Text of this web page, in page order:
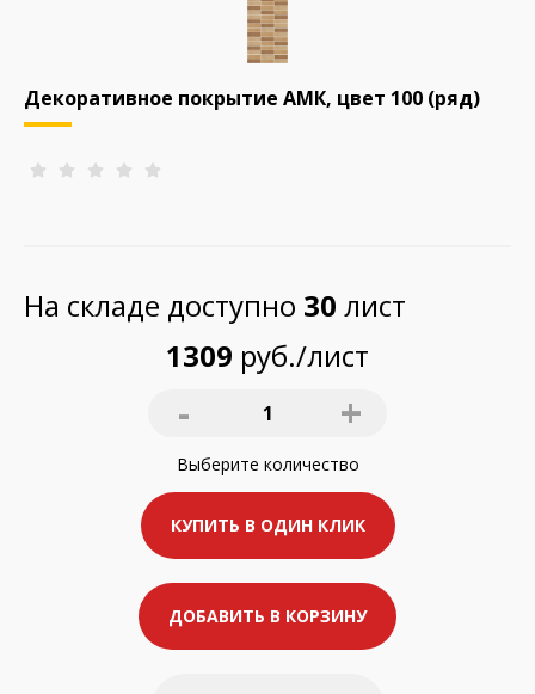
Декоративное покрытие АМК, цвет 100 (ряд)
На складе доступно 30 лист
1309 руб./лист
- 1 +
Выберите количество
КУПИТЬ В ОДИН КЛИК
ДОБАВИТЬ В КОРЗИНУ